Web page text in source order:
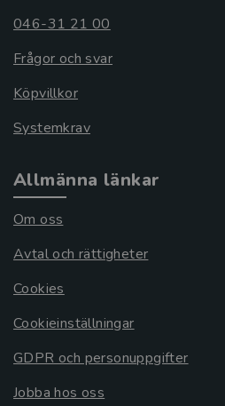
046-31 21 00
Frågor och svar
Köpvillkor
Systemkrav
Allmänna länkar
Om oss
Avtal och rättigheter
Cookies
Cookieinställningar
GDPR och personuppgifter
Jobba hos oss